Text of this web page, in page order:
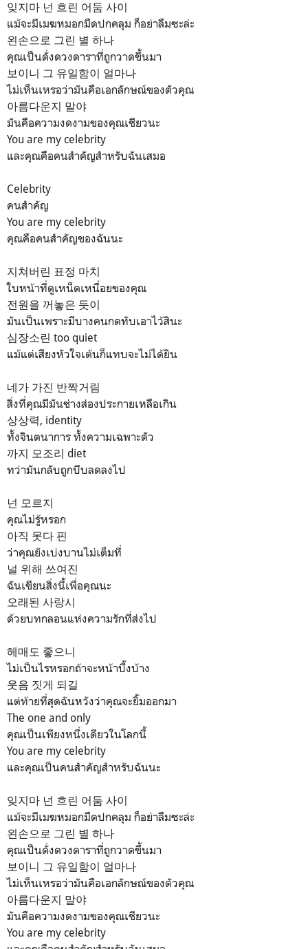
잊지마 넌 흐린 어둠 사이
แม้จะมีเมฆหมอกมืดปกคลุม ก็อย่าลืมซะล่ะ
왼손으로 그린 별 하나
คุณเป็นดั่งดวงดาราที่ถูกวาดขึ้นมา
보이니 그 유일함이 얼마나
ไม่เห็นเหรอว่ามันคือเอกลักษณ์ของตัวคุณ
아름다운지 말야
มันคือความงดงามของคุณเชียวนะ
You are my celebrity
และคุณคือคนสำคัญสำหรับฉันเสมอ
Celebrity
คนสำคัญ
You are my celebrity
คุณคือคนสำคัญของฉันนะ
지쳐버린 표정 마치
ใบหน้าที่ดูเหน็ดเหนื่อยของคุณ
전원을 꺼놓은 듯이
มันเป็นเพราะมีบางคนกดทับเอาไว้สินะ
심장소린 too quiet
แม้แต่เสียงหัวใจเต้นก็แทบจะไม่ได้ยิน
네가 가진 반짝거림
สิ่งที่คุณมีมันช่างส่องประกายเหลือเกิน
상상력, identity
ทั้งจินตนาการ ทั้งความเฉพาะตัว
까지 모조리 diet
ทว่ามันกลับถูกบีบลดลงไป
넌 모르지
คุณไม่รู้หรอก
아직 못다 핀
ว่าคุณยังเบ่งบานไม่เต็มที่
널 위해 쓰여진
ฉันเขียนสิ่งนี้เพื่อคุณนะ
오래된 사랑시
ด้วยบทกลอนแห่งความรักที่ส่งไป
헤매도 좋으니
ไม่เป็นไรหรอกถ้าจะหน้าบึ้งบ้าง
웃음 짓게 되길
แต่ท้ายที่สุดฉันหวังว่าคุณจะยิ้มออกมา
The one and only
คุณเป็นเพียงหนึ่งเดียวในโลกนี้
You are my celebrity
และคุณเป็นคนสำคัญสำหรับฉันนะ
잊지마 넌 흐린 어둠 사이
แม้จะมีเมฆหมอกมืดปกคลุม ก็อย่าลืมซะล่ะ
왼손으로 그린 별 하나
คุณเป็นดั่งดวงดาราที่ถูกวาดขึ้นมา
보이니 그 유일함이 얼마나
ไม่เห็นเหรอว่ามันคือเอกลักษณ์ของตัวคุณ
아름다운지 말야
มันคือความงดงามของคุณเชียวนะ
You are my celebrity